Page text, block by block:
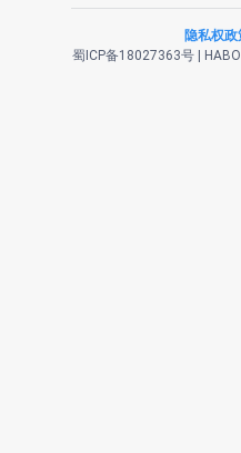
隐私权政
蜀ICP备18027363号